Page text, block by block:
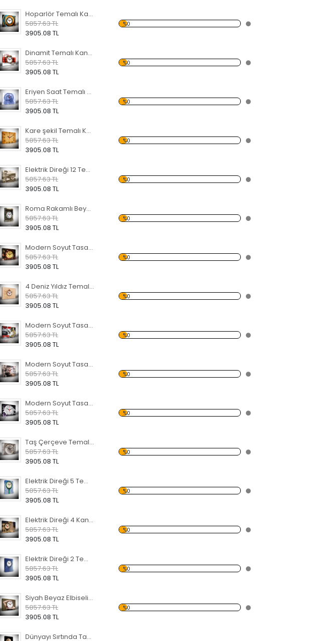
Hoparlör Temalı Kanvas Saat
5857.63 TL
3905.08 TL
%0
Dinamit Temalı Kanvas Saat
5857.63 TL
3905.08 TL
%0
Eriyen Saat Temalı Kanvas Saat
5857.63 TL
3905.08 TL
%0
Kare şekil Temalı Kanvas Saat
5857.63 TL
3905.08 TL
%0
Elektrik Direği 12 Temalı Kanvas Saat
5857.63 TL
3905.08 TL
%0
Roma Rakamlı Beyaz Temalı Kanvas Saat
5857.63 TL
3905.08 TL
%0
Modern Soyut Tasarım 16 Temalı Kanvas Saat
5857.63 TL
3905.08 TL
%0
4 Deniz Yıldız Temalı Kanvas Saat
5857.63 TL
3905.08 TL
%0
Modern Soyut Tasarım 14 Temalı Kanvas Saat
5857.63 TL
3905.08 TL
%0
Modern Soyut Tasarım 13 Temalı Kanvas Saat
5857.63 TL
3905.08 TL
%0
Modern Soyut Tasarım 11 Temalı Kanvas Saat
5857.63 TL
3905.08 TL
%0
Taş Çerçeve Temalı Kanvas Saat
5857.63 TL
3905.08 TL
%0
Elektrik Direği 5 Temalı Kanvas Saat
5857.63 TL
3905.08 TL
%0
Elektrik Direği 4 Kanvas Saat
5857.63 TL
3905.08 TL
%0
Elektrik Direği 2 Temalı Kanvas Saat
5857.63 TL
3905.08 TL
%0
Siyah Beyaz Elbiseli Kadın Temalı Kanvas Saat
5857.63 TL
3905.08 TL
%0
Dünyayı Sırtında Taşıyan Atlas Temalı Kanvas Saat